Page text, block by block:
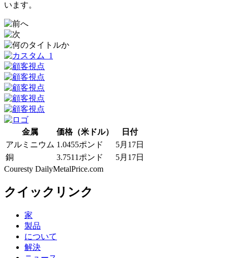
います。
金属 価格（米ドル）
日付
アルミニウム 1.0455ポンド
5月17日
銅
3.7511ポンド
5月17日
Couresty DailyMetalPrice.com
クイックリンク
家
製品
について
解決